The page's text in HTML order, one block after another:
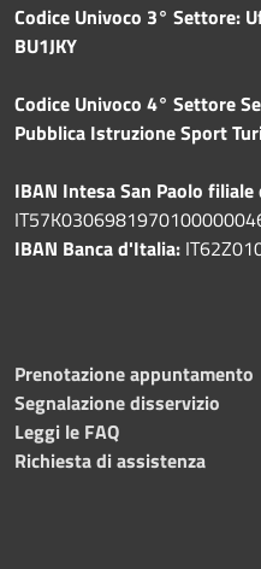
Codice Univoco 3° Settore:
BU1JKY
Codice Univoco 4° Settore
Pubblica Istruzione Sport
IBAN Intesa San Paolo filiale
IBAN Banca d'Italia:
Prenotazione appuntamento
Segnalazione disservizio
Leggi le FAQ
Richiesta di assistenza